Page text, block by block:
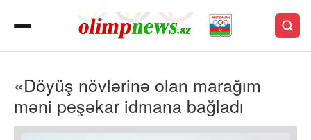
«Döyüş növlərinə olan marağım
məni peşəkar idmana bağladı